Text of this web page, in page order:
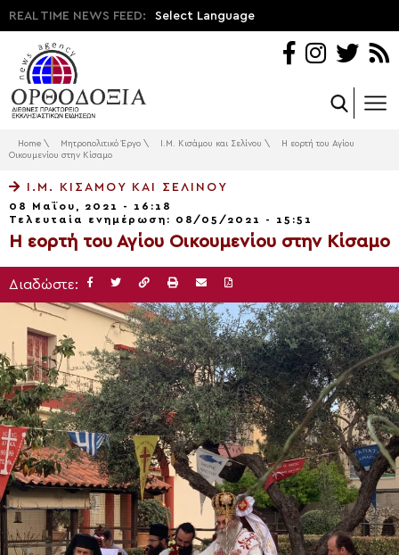
REAL TIME NEWS FEED: Select Language
Home \ Μητροπολιτικό Έργο \ Ι.Μ. Κισάμου και Σελίνου \
Η εορτή του Αγίου
Οικουμενίου στην Κίσαμο
Ι.Μ. ΚΙΣΆΜΟΥ ΚΑΙ ΣΕΛΊΝΟΥ
08 Μαΐου, 2021 - 16:18
Τελευταία ενημέρωση: 08/05/2021 - 15:51
Η εορτή του Αγίου Οικουμενίου στην Κίσαμο
Διαδώστε: